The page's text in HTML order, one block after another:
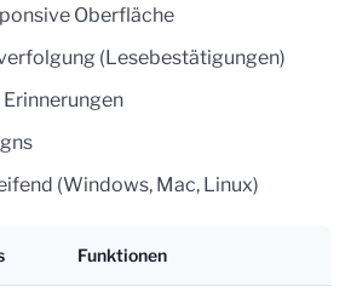
Oberfläche
(Lesebestätigungen)
(Windows, Mac, Linux)
Funktionen